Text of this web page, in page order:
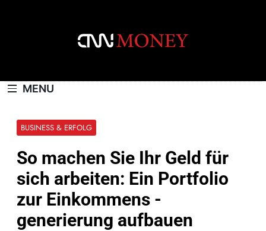
MENU
BUSINESS & ERFOLG
So machen Sie Ihr Geld für
sich arbeiten: Ein Portfolio
zur Einkommens -
generierung aufbauen